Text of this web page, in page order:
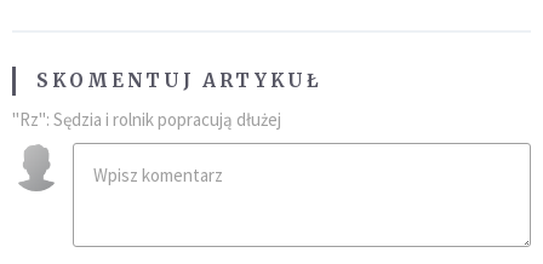
SKOMENTUJ ARTYKUŁ
"Rz": Sędzia i rolnik popracują dłużej